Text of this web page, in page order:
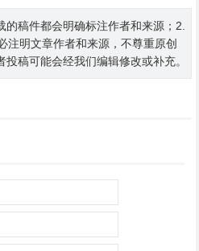
稿件都会明确标注作者和来源；2.
注明文章作者和来源，不尊重原创
稿可能会经我们编辑修改或补充。